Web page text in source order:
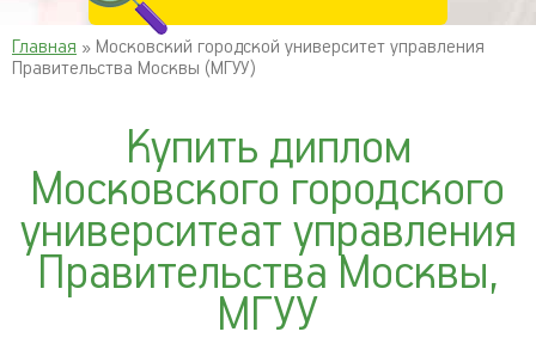
Главная » Московский городской университет управления
Правительства Москвы (МГУУ)
Купить диплом
Московского городского
университеат управления
Правительства Москвы,
МГУУ